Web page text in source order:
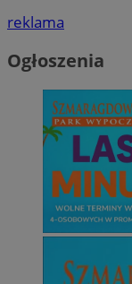
reklama
Ogłoszenia